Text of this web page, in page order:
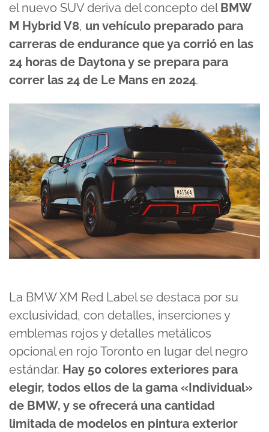
el nuevo SUV deriva del concepto delBMW
M Hybrid V8, un vehículo preparado para
carreras de endurance que ya corrió en las
24 horas de Daytona y se prepara para
correr las 24 de Le Mans en 2024.
La BMW XM Red Label se destaca por su
exclusividad, con detalles, inserciones y
emblemas rojos y detalles metálicos
opcional en rojo Toronto en lugar del negro
estándar. Hay 50 colores exteriores para
elegir, todos ellos de la gama «Individual»
de BMW, y se ofrecerá una cantidad
limitada de modelos en pintura exterior